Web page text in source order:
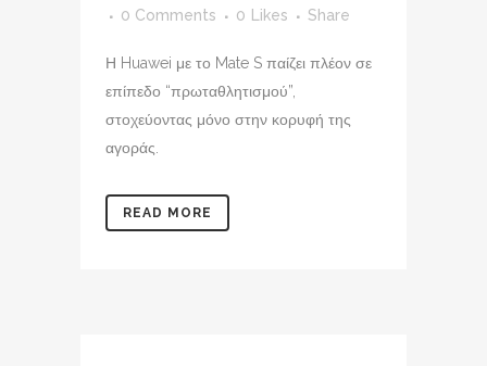
0 Comments
0 Likes Share
Η Huawei με το Mate S παίζει πλέον σε
επίπεδο “πρωταθλητισμού”,
στοχεύοντας μόνο στην κορυφή της
αγοράς.
READ MORE